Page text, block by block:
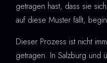
getragen hast, dass sie
auf diese Muster fällt,
Dieser Prozess ist nicht
getragen. In Salzburg und